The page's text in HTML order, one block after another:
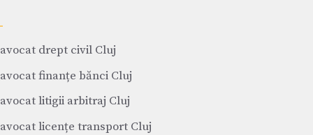
avocat drept civil Cluj
avocat finanțe bănci Cluj
avocat litigii arbitraj Cluj
avocat licențe transport Cluj